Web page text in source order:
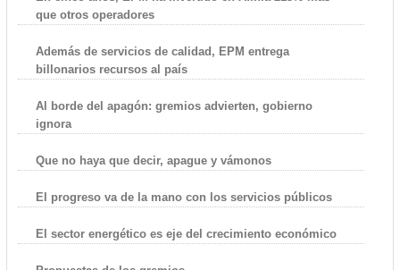
que otros operadores
Además de servicios de calidad, EPM entrega
billonarios recursos al país
Al borde del apagón: gremios advierten, gobierno
ignora
Que no haya que decir, apague y vámonos
El progreso va de la mano con los servicios públicos
El sector energético es eje del crecimiento económico